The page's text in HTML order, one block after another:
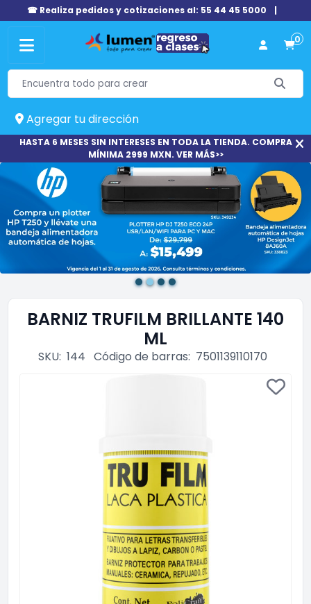
☎ Realiza pedidos y cotizaciones al: 55 44 45 5000 |
0
Agregar tu dirección
HASTA 6 MESES SIN INTERESES EN TODA LA TIENDA. COMPRA
MÍNIMA 2999 MXN. VER MÁS>>
BARNIZ TRUFILM BRILLANTE 140
ML
SKU: 144 Código de barras: 7501139110170